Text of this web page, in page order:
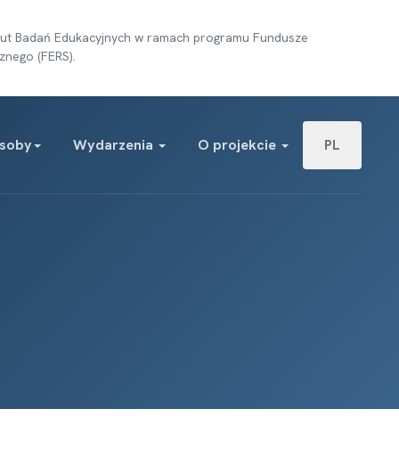
Badań Edukacyjnych w ramach programu Fundusze
(FERS).
Wydarzenia O projekcie PL